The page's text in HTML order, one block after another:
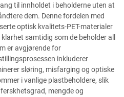
til innholdet i beholderne uten at
dem. Denne fordelen med
optisk kvalitets-PET-materialer
samtidig som de beholder all
er avgjørende for
inkluderer
sløring, misfarging og optiske
i vanlige plastbeholdere, slik
mengde og